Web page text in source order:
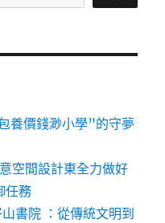
養價錢渺小學”的守夢
空間設計東全力做好
任務
書院 ：從傳統文明到